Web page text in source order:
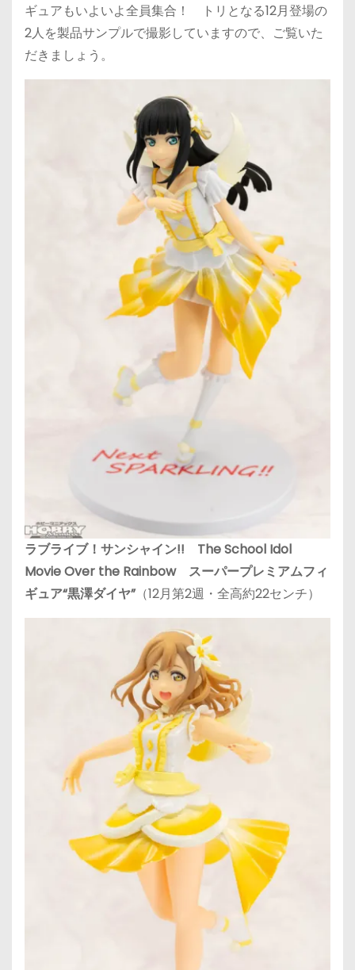
ギュアもいよいよ全員集合！ トリとなる12月登場の
2人を製品サンプルで撮影していますので、ご覧いた
だきましょう。
ラブライブ！サンシャイン!! The School Idol
Movie Over the Rainbow スーパープレミアムフィ
ギュア“黒澤ダイヤ”（12月第2週・全高約22センチ）